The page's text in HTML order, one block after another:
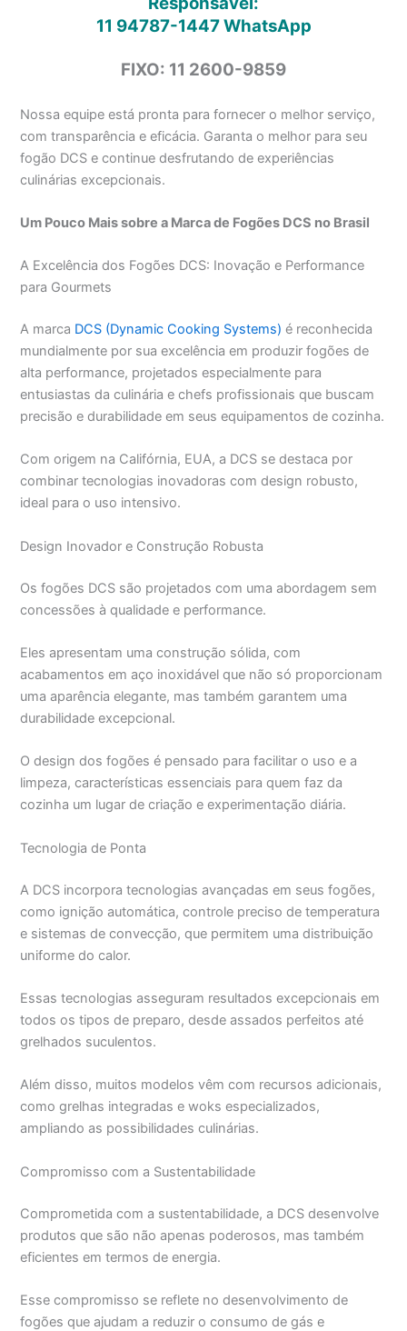
11 94787-1447WhatsApp
FIXO: 11 2600-9859
Nossa equipe está pronta para fornecer o melhor serviço,
com transparência e eficácia. Garanta o melhor para seu
fogão DCS e continue desfrutando de experiências
culinárias excepcionais.
Um Pouco Mais sobre a Marca de Fogões DCS no Brasil
A Excelência dos Fogões DCS: Inovação e Performance
para Gourmets
A marca DCS (Dynamic Cooking Systems) é reconhecida
mundialmente por sua excelência em produzir fogões de
alta performance, projetados especialmente para
entusiastas da culinária e chefs profissionais que buscam
precisão e durabilidade em seus equipamentos de cozinha.
Com origem na Califórnia, EUA, a DCS se destaca por
combinar tecnologias inovadoras com design robusto,
ideal para o uso intensivo.
Design Inovador e Construção Robusta
Os fogões DCS são projetados com uma abordagem sem
concessões à qualidade e performance.
Eles apresentam uma construção sólida, com
acabamentos em aço inoxidável que não só proporcionam
uma aparência elegante, mas também garantem uma
durabilidade excepcional.
O design dos fogões é pensado para facilitar o uso e a
limpeza, características essenciais para quem faz da
cozinha um lugar de criação e experimentação diária.
Tecnologia de Ponta
A DCS incorpora tecnologias avançadas em seus fogões,
como ignição automática, controle preciso de temperatura
e sistemas de convecção, que permitem uma distribuição
uniforme do calor.
Essas tecnologias asseguram resultados excepcionais em
todos os tipos de preparo, desde assados perfeitos até
grelhados suculentos.
Além disso, muitos modelos vêm com recursos adicionais,
como grelhas integradas e woks especializados,
ampliando as possibilidades culinárias.
Compromisso com a Sustentabilidade
Comprometida com a sustentabilidade, a DCS desenvolve
produtos que são não apenas poderosos, mas também
eficientes em termos de energia.
Esse compromisso se reflete no desenvolvimento de
fogões que ajudam a reduzir o consumo de gás e